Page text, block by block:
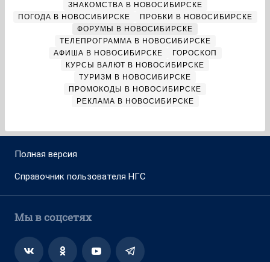
ЗНАКОМСТВА В НОВОСИБИРСКЕ
ПОГОДА В НОВОСИБИРСКЕ
ПРОБКИ В НОВОСИБИРСКЕ
ФОРУМЫ В НОВОСИБИРСКЕ
ТЕЛЕПРОГРАММА В НОВОСИБИРСКЕ
АФИША В НОВОСИБИРСКЕ
ГОРОСКОП
КУРСЫ ВАЛЮТ В НОВОСИБИРСКЕ
ТУРИЗМ В НОВОСИБИРСКЕ
ПРОМОКОДЫ В НОВОСИБИРСКЕ
РЕКЛАМА В НОВОСИБИРСКЕ
Полная версия
Справочник пользователя НГС
Мы в соцсетях